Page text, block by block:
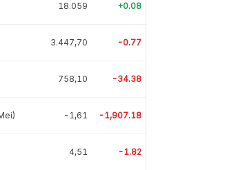
18.059 +0.08
3.447,70 -0.77
758,10 -34.38
-1,61 -1,907.18
4,51 -1.82